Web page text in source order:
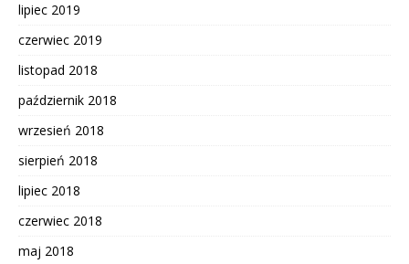
lipiec 2019
czerwiec 2019
listopad 2018
październik 2018
wrzesień 2018
sierpień 2018
lipiec 2018
czerwiec 2018
maj 2018